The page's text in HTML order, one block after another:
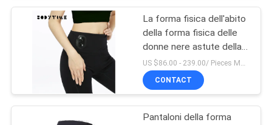
La forma fisica dell'abito
della forma fisica delle
donne nere astute della
tecnologia ansima la
dimensione media
US $86.00 - 239.00/ Pieces MOQ:1pieces
CONTACT
Pantaloni della forma